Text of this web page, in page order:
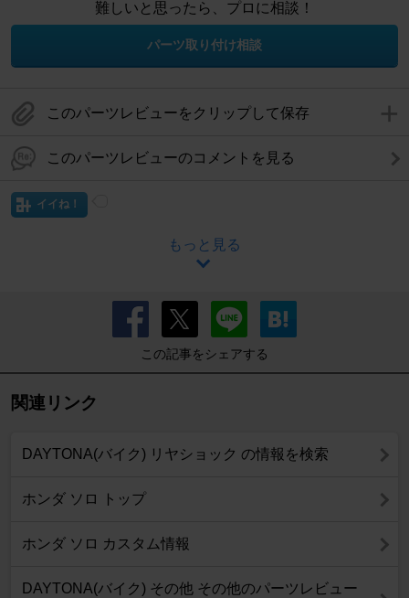
難しいと思ったら、プロに相談！
パーツ取り付け相談
このパーツレビューをクリップして保存
このパーツレビューのコメントを見る
イイね！
もっと見る
この記事をシェアする
関連リンク
DAYTONA(バイク) リヤショック の情報を検索
ホンダ ソロ トップ
ホンダ ソロ カスタム情報
DAYTONA(バイク) その他 その他のパーツレビュー